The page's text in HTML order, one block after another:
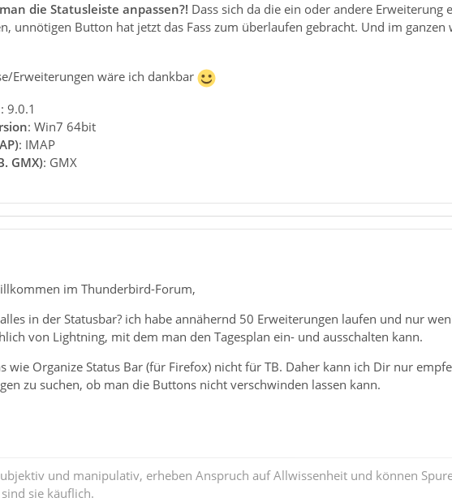
die Statusleiste anpassen?! Dass sich da die ein oder andere
unnötigen Button hat jetzt das Fass zum überlaufen gebracht. Und im ganzen
Erweiterungen wäre ich dankbar
: 9.0.1
: Win7 64bit
: IMAP
GMX): GMX
im Thunderbird-Forum,
in der Statusbar? ich habe annähernd 50 Erweiterungen laufen und nur
von Lightning, mit dem man den Tagesplan ein- und ausschalten kann.
wie Organize Status Bar (für Firefox) nicht für TB. Daher kann ich Dir nur
zu suchen, ob man die Buttons nicht verschwinden lassen kann.
und manipulativ, erheben Anspruch auf Allwissenheit und können
sie käuflich.